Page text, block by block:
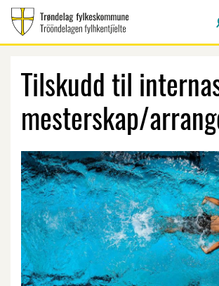
Tilskudd til
mesterskap/